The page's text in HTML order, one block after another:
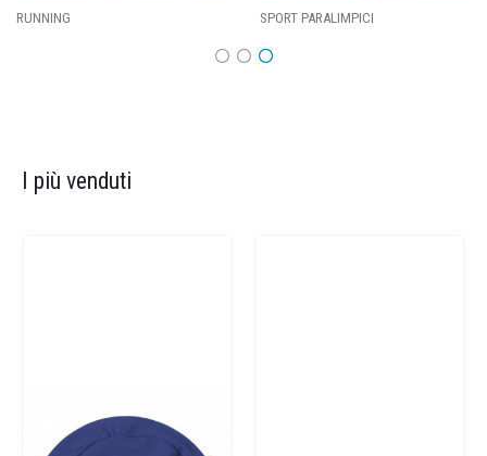
SPORT PARALIMPICI CALCIO
I più venduti